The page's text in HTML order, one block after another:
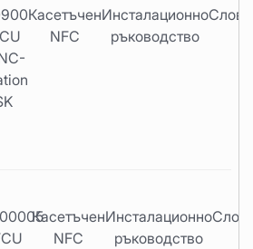
Касетъчен
NFC
Инсталационно
ръководство
Касетъчен
NFC
Инсталационно
ръководство